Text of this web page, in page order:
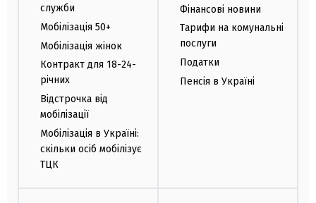
служби
Мобілізація 50+
Мобілізація жінок
Контракт для 18-24-
річних
Відстрочка від
мобілізації
Мобілізація в Україні:
скільки осіб мобілізує
ТЦК
Фінансові новини
Тарифи на комунальні
послуги
Податки
Пенсія в Україні